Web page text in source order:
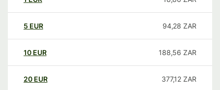
5 EUR 94,28 ZAR
10 EUR 188,56 ZAR
20 EUR 377,12 ZAR